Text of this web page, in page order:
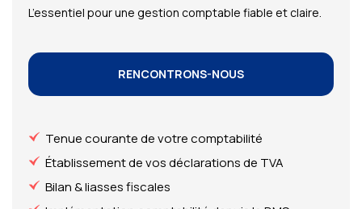
L’essentiel pour une gestion comptable fiable et claire.
RENCONTRONS-NOUS
Tenue courante de votre comptabilité
Établissement de vos déclarations de TVA
Bilan & liasses fiscales